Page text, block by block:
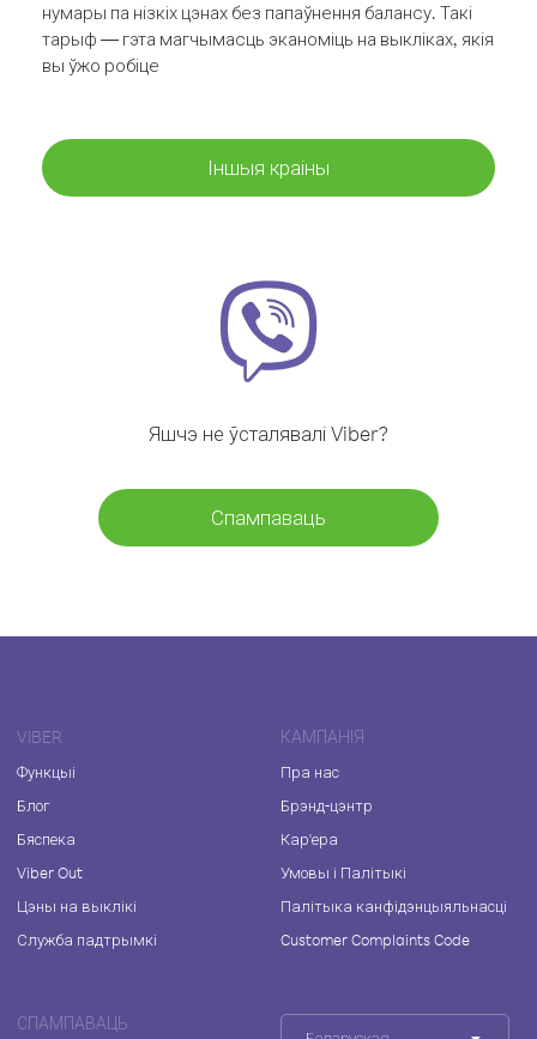
нумары па нізкіх цэнах без папаўнення балансу. Такі
тарыф — гэта магчымасць эканоміць на выкліках, якія
вы ўжо робіце
Іншыя краіны
Яшчэ не ўсталявалі Viber?
Спампаваць
VIBER
Функцыі
Блог
Бяспека
Viber Out
Цэны на выклікі
Служба падтрымкі
КАМПАНІЯ
Пра нас
Брэнд-цэнтр
Кар'ера
Умовы і Палітыкі
Палітыка канфідэнцыяльнасці
Customer Complaints Code
СПАМПАВАЦЬ